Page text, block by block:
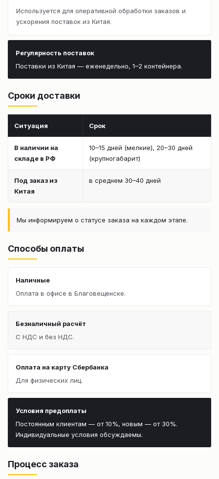
Используется для оперативной обработки заказов и
ускорения поставок из Китая.
Регулярность поставок
Поставки из Китая — еженедельно, 1–2 контейнера.
Сроки доставки
Ситуация Срок
В наличии на
складе в РФ
10–15 дней (мелкие), 20–30 дней
(крупногабарит)
Под заказ из
Китая
в среднем 30–40 дней
Мы информируем о статусе заказа на каждом этапе.
Способы оплаты
Наличные
Оплата в офисе в Благовещенске.
Безналичный расчёт
С НДС и без НДС.
Оплата на карту Сбербанка
Для физических лиц.
Условия предоплаты
Постоянным клиентам — от 10%, новым — от 30%.
Индивидуальные условия обсуждаемы.
Процесс заказа